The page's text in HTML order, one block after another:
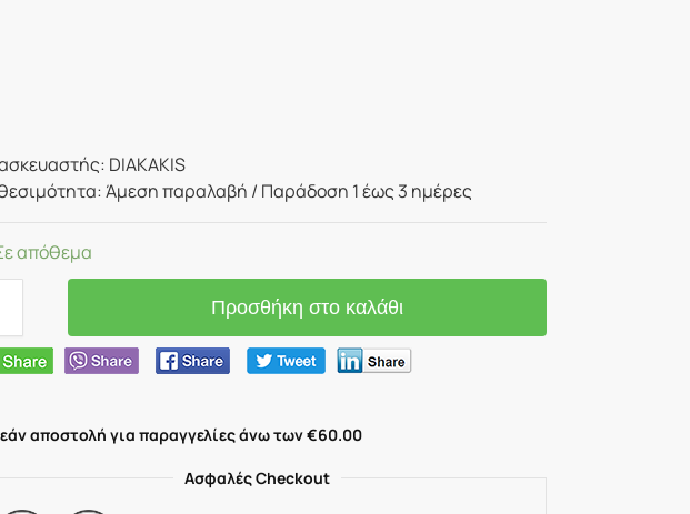
DIAKAKIS
Άμεση παραλαβή / Παράδoση 1 έως 3 ημέρες
απόθεμα
Προσθήκη στο καλάθι
αποστολή για παραγγελίες άνω των €60.00
Ασφαλές Checkout